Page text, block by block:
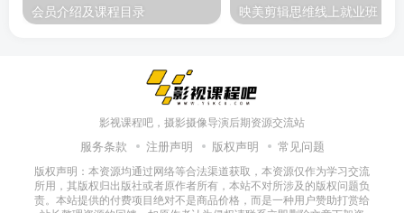
会员介绍及课程目录
影视课程吧，摄影摄像导演后期资源交流站
服务条款 注册声明 版权声明 常见问题
版权声明：本资源均通过网络等合法渠道获取，本资源仅作为学习交流
所用，其版权归出版社或者原作者所有，本站不对所涉及的版权问题负
责。本站提供的付费项目绝对不是商品价格，而是一种用户赞助打赏给